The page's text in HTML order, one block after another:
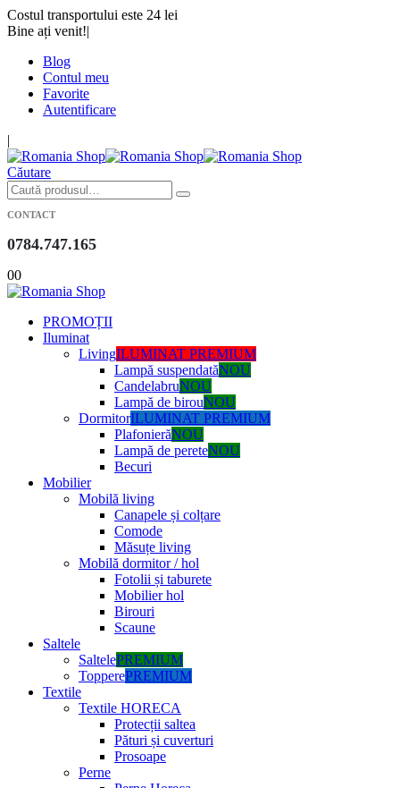
Costul transportului este 24 lei
Bine ați venit!|
Blog
Contul meu
Favorite
Autentificare
|
Căutare
CONTACT
0784.747.165
00
PROMOȚII
Iluminat
LivingILUMINAT PREMIUM
Lampă suspendatăNOU
CandelabruNOU
Lampă de birouNOU
DormitorILUMINAT PREMIUM
PlafonierăNOU
Lampă de pereteNOU
Becuri
Mobilier
Mobilă living
Canapele și colțare
Comode
Măsuțe living
Mobilă dormitor / hol
Fotolii și taburete
Mobilier hol
Birouri
Scaune
Saltele
SaltelePREMIUM
TopperePREMIUM
Textile
Textile HORECA
Protecții saltea
Pături și cuverturi
Prosoape
Perne